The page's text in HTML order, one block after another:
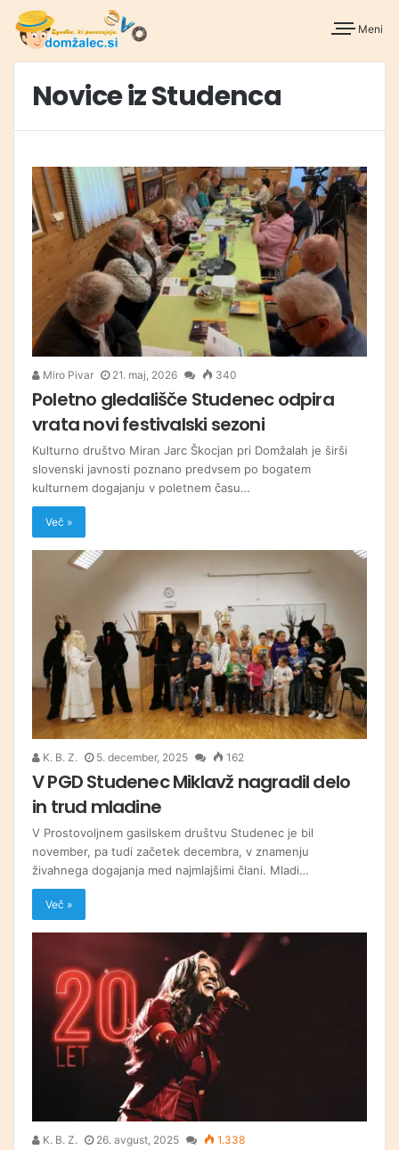
Meni
Novice iz Studenca
Miro Pivar 21. maj, 2026 340
Poletno gledališče Studenec odpira
vrata novi festivalski sezoni
Kulturno društvo Miran Jarc Škocjan pri Domžalah je širši
slovenski javnosti poznano predvsem po bogatem
kulturnem dogajanju v poletnem času…
Več »
K. B. Z. 5. december, 2025 162
V PGD Studenec Miklavž nagradil delo
in trud mladine
V Prostovoljnem gasilskem društvu Studenec je bil
november, pa tudi začetek decembra, v znamenju
živahnega dogajanja med najmlajšimi člani. Mladi…
Več »
K. B. Z. 26. avgust, 2025 1.338